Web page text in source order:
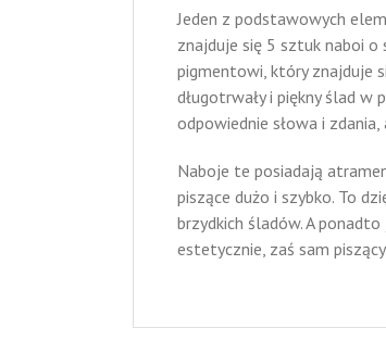
Jeden z podstawowych
znajduje się 5 sztuk naboi o
pigmentowi, który znajduje
długotrwały i piękny ślad
odpowiednie słowa i
Naboje te posiadają
piszące dużo i szybko. To
brzydkich śladów. A
estetycznie, zaś sam